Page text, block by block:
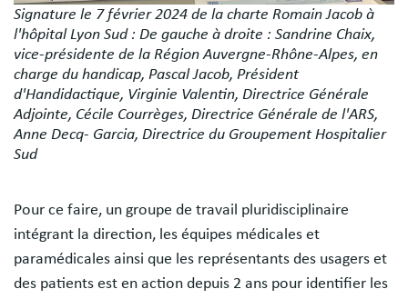
Signature le 7 février 2024 de la charte Romain Jacob à
l'hôpital Lyon Sud : De gauche à droite : Sandrine Chaix,
vice-présidente de la Région Auvergne-Rhône-Alpes, en
charge du handicap, Pascal Jacob, Président
d'Handidactique, Virginie Valentin, Directrice Générale
Adjointe, Cécile Courrèges, Directrice Générale de l'ARS,
Anne Decq- Garcia, Directrice du Groupement Hospitalier
Sud
Pour ce faire, un groupe de travail pluridisciplinaire
intégrant la direction, les équipes médicales et
paramédicales ainsi que les représentants des usagers et
des patients est en action depuis 2 ans pour identifier les